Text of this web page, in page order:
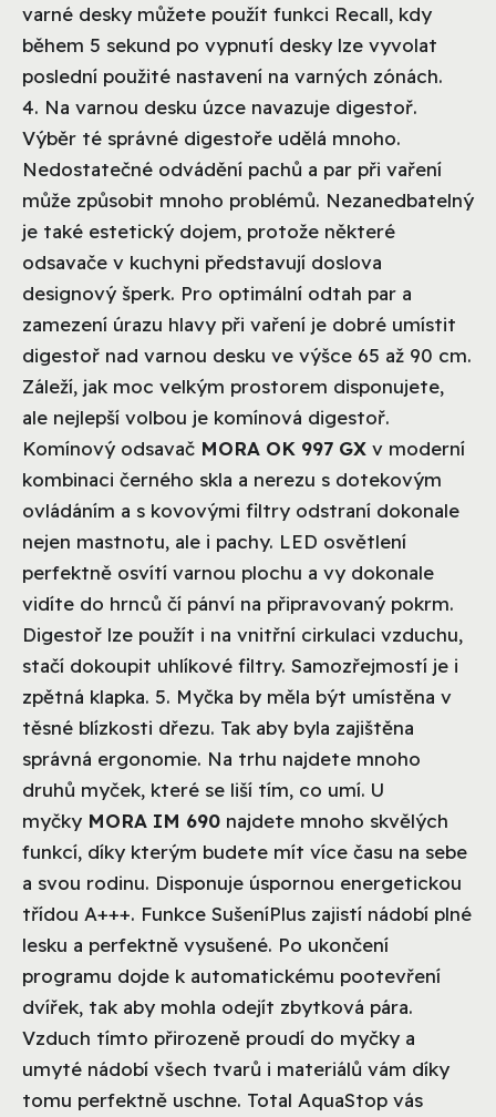
varné desky můžete použít funkci Recall, kdy
během 5 sekund po vypnutí desky lze vyvolat
poslední použité nastavení na varných zónách.
4. Na varnou desku úzce navazuje digestoř.
Výběr té správné digestoře udělá mnoho.
Nedostatečné odvádění pachů a par při vaření
může způsobit mnoho problémů. Nezanedbatelný
je také estetický dojem, protože některé
odsavače v kuchyni představují doslova
designový šperk. Pro optimální odtah par a
zamezení úrazu hlavy při vaření je dobré umístit
digestoř nad varnou desku ve výšce 65 až 90 cm.
Záleží, jak moc velkým prostorem disponujete,
ale nejlepší volbou je komínová digestoř.
Komínový odsavač MORA OK 997 GX v moderní
kombinaci černého skla a nerezu s dotekovým
ovládáním a s kovovými filtry odstraní dokonale
nejen mastnotu, ale i pachy. LED osvětlení
perfektně osvítí varnou plochu a vy dokonale
vidíte do hrnců čí pánví na připravovaný pokrm.
Digestoř lze použít i na vnitřní cirkulaci vzduchu,
stačí dokoupit uhlíkové filtry. Samozřejmostí je i
zpětná klapka. 5. Myčka by měla být umístěna v
těsné blízkosti dřezu. Tak aby byla zajištěna
správná ergonomie. Na trhu najdete mnoho
druhů myček, které se liší tím, co umí. U
myčky MORA IM 690 najdete mnoho skvělých
funkcí, díky kterým budete mít více času na sebe
a svou rodinu. Disponuje úspornou energetickou
třídou A+++. Funkce SušeníPlus zajistí nádobí plné
lesku a perfektně vysušené. Po ukončení
programu dojde k automatickému pootevření
dvířek, tak aby mohla odejít zbytková pára.
Vzduch tímto přirozeně proudí do myčky a
umyté nádobí všech tvarů i materiálů vám díky
tomu perfektně uschne. Total AquaStop vás